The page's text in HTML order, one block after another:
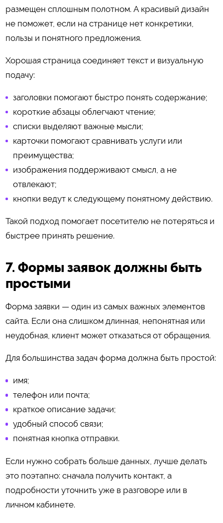
размещен сплошным полотном. А красивый дизайн
не поможет, если на странице нет конкретики,
пользы и понятного предложения.
Хорошая страница соединяет текст и визуальную
подачу:
заголовки помогают быстро понять содержание;
короткие абзацы облегчают чтение;
списки выделяют важные мысли;
карточки помогают сравнивать услуги или
преимущества;
изображения поддерживают смысл, а не
отвлекают;
кнопки ведут к следующему понятному действию.
Такой подход помогает посетителю не потеряться и
быстрее принять решение.
7. Формы заявок должны быть
простыми
Форма заявки — один из самых важных элементов
сайта. Если она слишком длинная, непонятная или
неудобная, клиент может отказаться от обращения.
Для большинства задач форма должна быть простой:
имя;
телефон или почта;
краткое описание задачи;
удобный способ связи;
понятная кнопка отправки.
Если нужно собрать больше данных, лучше делать
это поэтапно: сначала получить контакт, а
подробности уточнить уже в разговоре или в
личном кабинете.